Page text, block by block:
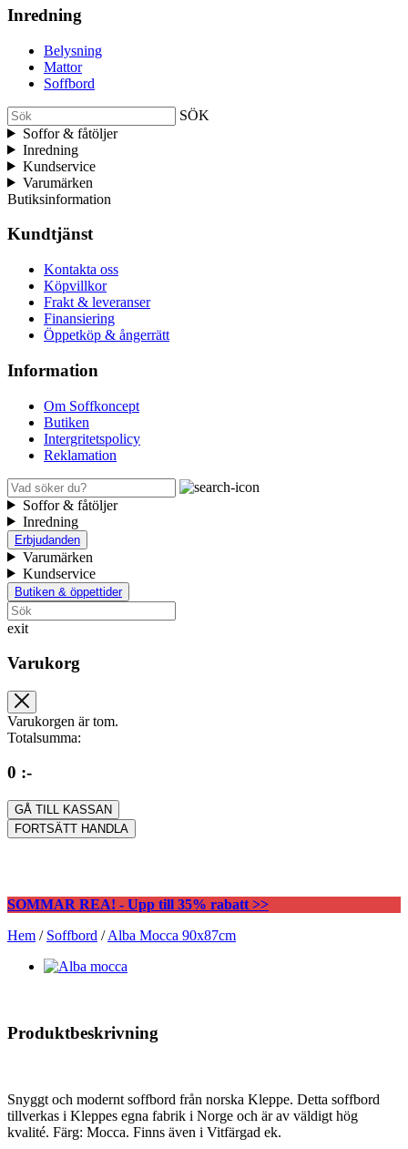
Inredning
Belysning
Mattor
Soffbord
SÖK
Soffor & fåtöljer
Inredning
Kundservice
Varumärken
Butiksinformation
Kundtjänst
Kontakta oss
Köpvillkor
Frakt & leveranser
Finansiering
Öppetköp & ångerrätt
Information
Om Soffkoncept
Butiken
Intergritetspolicy
Reklamation
Soffor & fåtöljer
Inredning
Erbjudanden
Varumärken
Kundservice
Butiken & öppettider
exit
Varukorg
Varukorgen är tom.
Totalsumma:
0 :-
GÅ TILL KASSAN
FORTSÄTT HANDLA
SOMMAR REA! - Upp till 35% rabatt >>
Hem / Soffbord / Alba Mocca 90x87cm
Produktbeskrivning
Snyggt och modernt soffbord från norska Kleppe. Detta soffbord
tillverkas i Kleppes egna fabrik i Norge och är av väldigt hög
kvalité. Färg: Mocca. Finns även i Vitfärgad ek.